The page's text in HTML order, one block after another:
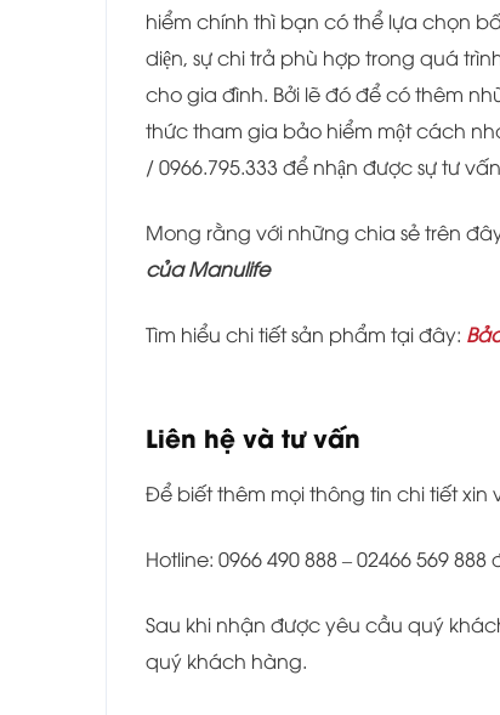
hiểm chính thì bạn có thể lựa chọn
diện, sự chi trả phù hợp trong quá
cho gia đình. Bởi lẽ đó để có thêm
thức tham gia bảo hiểm một cách
/ 0966.795.333 để nhận được sự tư
Mong rằng với những chia sẻ trên
của Manulife
Tìm hiểu chi tiết sản phẩm tại đây:
Liên hệ và tư vấn
Để biết thêm mọi thông tin chi tiết xin
Hotline: 0966 490 888 – 02466 569
Sau khi nhận được yêu cầu quý
quý khách hàng.